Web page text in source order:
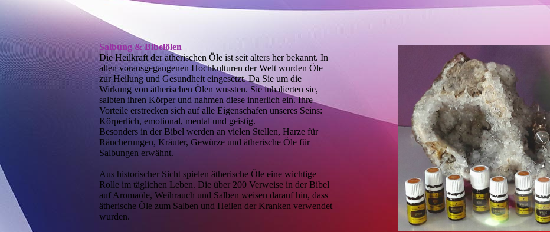
Salbung & Bibelölen
Die Heilkraft der ätherischen Öle ist seit alters her bekannt. In
allen vorausgegangenen Hochkulturen der Welt wurden Öle
zur Heilung und Gesundheit eingesetzt. Da Sie um die
Wirkung von ätherischen Ölen wussten. Sie inhalierten sie,
salbten ihren Körper und nahmen diese innerlich ein. Ihre
Vorteile erstrecken sich auf alle Eigenschafen unseres Seins:
Körperlich, emotional, mental und geistig.
Besonders in der Bibel werden an vielen Stellen, Harze für
Räucherungen, Kräuter, Gewürze und ätherische Öle für
Salbungen erwähnt.
Aus historischer Sicht spielen ätherische Öle eine wichtige
Rolle im täglichen Leben. Die über 200 Verweise in der Bibel
auf Aromaöle, Weihrauch und Salben weisen darauf hin, dass
ätherische Öle zum Salben und Heilen der Kranken verwendet
wurden.